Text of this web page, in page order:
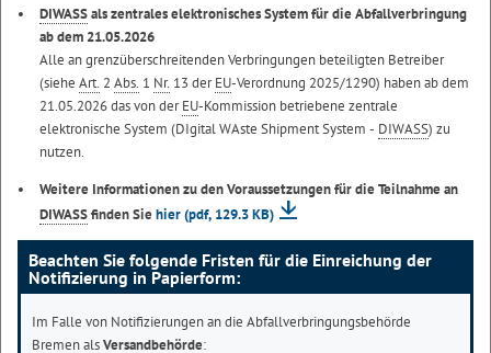
DIWASSals zentrales elektronisches System für die Abfallverbringung
ab dem 21.05.2026
Alle an grenzüberschreitenden Verbringungen beteiligten Betreiber
(siehe Art. 2 Abs. 1 Nr. 13 derEU-Verordnung 2025/1290) haben ab dem
21.05.2026 das von derEU-Kommission betriebene zentrale
elektronische System (DIgital WAste Shipment System - DIWASS) zu
nutzen.
Weitere Informationen zu den Voraussetzungen für die Teilnahme an
DIWASSfinden Siehier(pdf, 129.3 KB)
Beachten Sie folgende Fristen für die Einreichung der
Notifizierung in Papierform:
Im Falle von Notifizierungen an die Abfallverbringungsbehörde
Bremen alsVersandbehörde: